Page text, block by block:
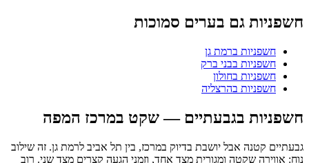
חשפניות גם בערים סמוכות
חשפניות ברמת גן
חשפניות בבני ברק
חשפניות בחולון
חשפניות בהרצליה
חשפניות בגבעתיים — שקט במרכז המפה
גבעתיים קטנה אבל יושבת בדיוק במרכז, בין תל אביב לרמת גן. זה שילוב
נוח: אווירה שקטה ומגורית מצד אחד, וזמני הגעה קצרים מצד שני. רוב